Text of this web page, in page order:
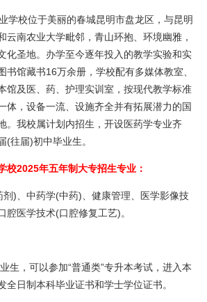
学校位于美丽的春城昆明市盘龙区，与昆明
云南农业大学毗邻，青山环抱、环境幽雅，
化圣地。办学至今逐年投入的教学实验和实
书馆藏书16万余册，学校配有多媒体教室、
馆及医、药、护理实训室，按现代教学标准
体，设备一流、设施齐全并有拓展潜力的国
。我校属计划内招生，开设医药学专业齐
(往届)初中毕业生。
校2025年五年制大专招生专业：
)、中药学(中药)、健康管理、医学影像技
腔医学技术(口腔修复工艺)。
生，可以参加“普通类”专升本考试，进入本
全日制本科毕业证书和学士学位证书。